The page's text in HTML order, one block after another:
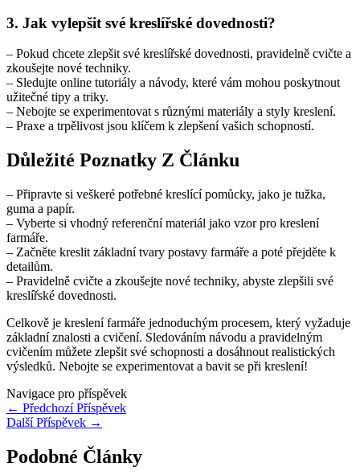
3. Jak vylepšit své kreslířské dovednosti?
– Pokud chcete zlepšit své kreslířské dovednosti, pravidelně cvičte a
zkoušejte nové techniky.
– Sledujte online tutoriály a návody, které vám mohou poskytnout
užitečné tipy a triky.
– Nebojte se experimentovat s různými materiály a styly kreslení.
– Praxe a trpělivost jsou klíčem k zlepšení vašich schopností.
Důležité Poznatky Z Článku
– Připravte si veškeré potřebné kreslící pomůcky, jako je tužka,
guma a papír.
– Vyberte si vhodný referenční materiál jako vzor pro kreslení
farmáře.
– Začněte kreslit základní tvary postavy farmáře a poté přejděte k
detailům.
– Pravidelně cvičte a zkoušejte nové techniky, abyste zlepšili své
kreslířské dovednosti.
Celkově je kreslení farmáře jednoduchým procesem, který vyžaduje
základní znalosti a cvičení. Sledováním návodu a pravidelným
cvičením můžete zlepšit své schopnosti a dosáhnout realistických
výsledků. Nebojte se experimentovat a bavit se při kreslení!
Navigace pro příspěvek
← Předchozí Příspěvek
Další Příspěvek →
Podobné Články